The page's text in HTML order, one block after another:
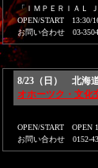
「ＩＭＰＥＲＩＡＬ
OPEN/START 13:30/
お問い合わせ 03-
8/23（日） 北海
オホーツク・文化
OPEN/START OPEN
お問い合わせ 0152-